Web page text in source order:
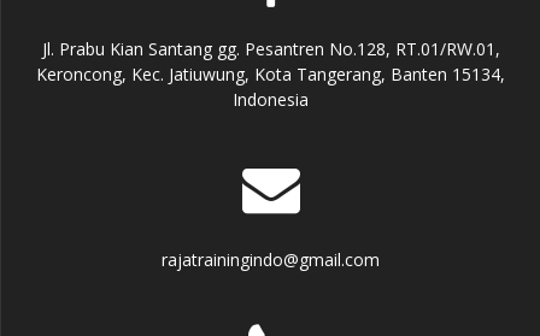
Jl. Prabu Kian Santang gg. Pesantren No.128, RT.01/RW.01,
Keroncong, Kec. Jatiuwung, Kota Tangerang, Banten 15134,
Indonesia
rajatrainingindo@gmail.com